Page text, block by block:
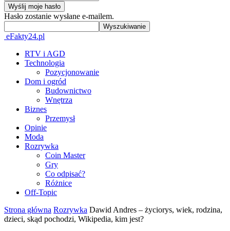
Hasło zostanie wysłane e-mailem.
eFakty24.pl
RTV i AGD
Technologia
Pozycjonowanie
Dom i ogród
Budownictwo
Wnętrza
Biznes
Przemysł
Opinie
Moda
Rozrywka
Coin Master
Gry
Co odpisać?
Różnice
Off-Topic
Strona główna Rozrywka Dawid Andres – życiorys, wiek, rodzina,
dzieci, skąd pochodzi, Wikipedia, kim jest?